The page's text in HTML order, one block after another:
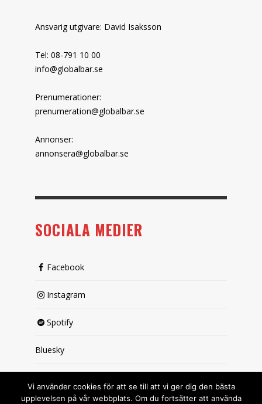
Ansvarig utgivare: David Isaksson
Tel: 08-791 10 00
info@globalbar.se
Prenumerationer:
prenumeration@globalbar.se
Annonser:
annonsera@globalbar.se
SOCIALA MEDIER
Facebook
Instagram
Spotify
Bluesky
Vi använder cookies för att se till att vi ger dig den bästa
upplevelsen på vår webbplats. Om du fortsätter att använda